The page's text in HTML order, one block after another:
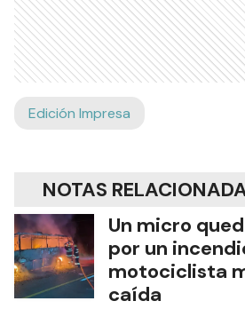
Edición Impresa
NOTAS
Un micro
por un
motociclista
caída